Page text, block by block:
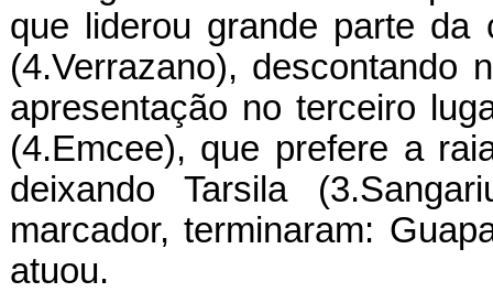
que liderou grande parte da
(4.Verrazano), descontando
apresentação no terceiro
(4.Emcee), que prefere a
deixando Tarsila
marcador, terminaram:
atuou.